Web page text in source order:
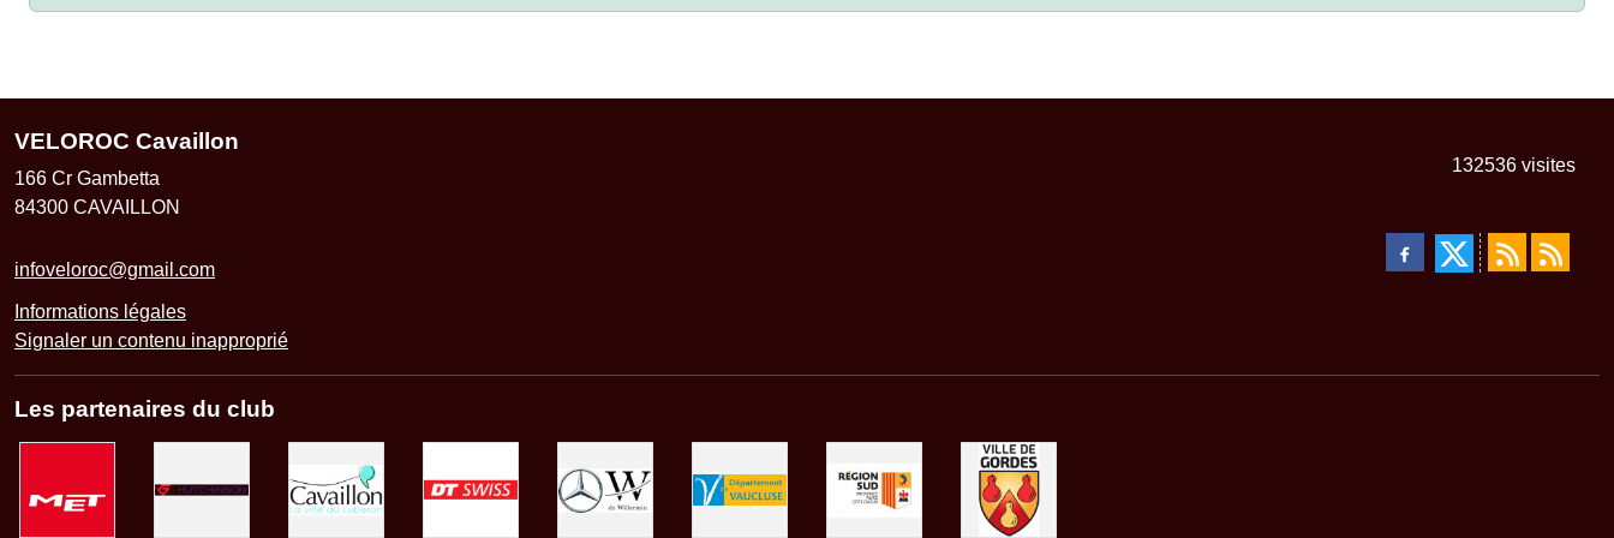
VELOROC Cavaillon
166 Cr Gambetta
84300 CAVAILLON
infoveloroc@gmail.com
Informations légales
Signaler un contenu inapproprié
132536 visites
Les partenaires du club